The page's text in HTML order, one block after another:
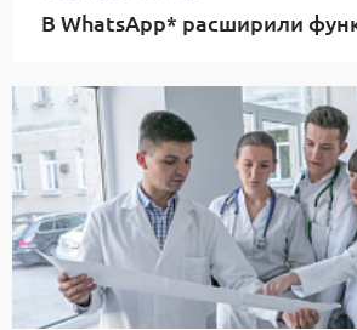
В WhatsApp* расширили